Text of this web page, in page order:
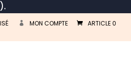
MON COMPTE ARTICLE 0